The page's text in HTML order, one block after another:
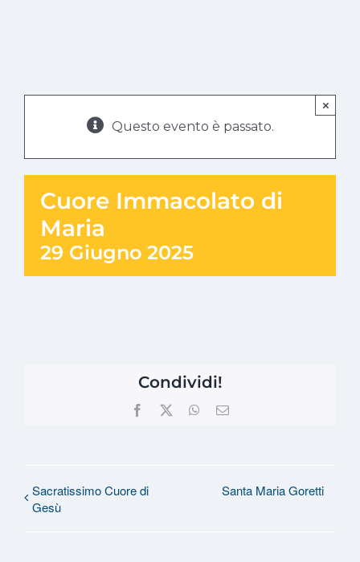
Questo evento è passato.
×
Cuore Immacolato di
Maria
29 Giugno 2025
Condividi!
Facebook WhatsApp
Email
Sacratissimo Cuore di
Gesù
Santa Maria Goretti